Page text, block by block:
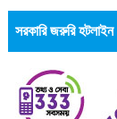
সরকারি জরুরি